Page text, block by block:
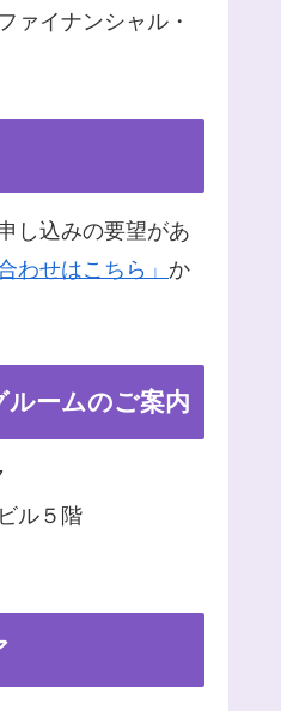
ァイナンシャル・
し込みの要望があ
わせはこちら」 か
ルームのご案内
ル５階